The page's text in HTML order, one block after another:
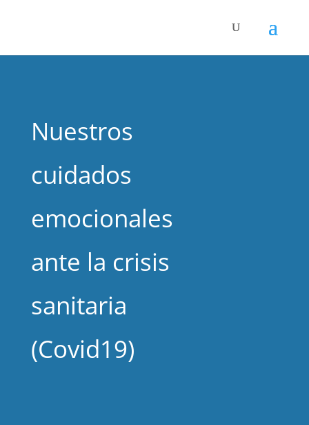
Nuestros
cuidados
emocionales
ante la crisis
sanitaria
(Covid19)